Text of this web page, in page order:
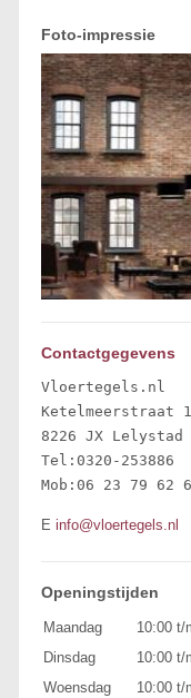
Foto-impressie
Contactgegevens
Vloertegels.nl
Ketelmeerstraat
8226 JX Lelystad
Tel:0320-253886
Mob:06 23 79 62
E info@vloertegels.nl
Openingstijden
Maandag
10:00 t/
Dinsdag
10:00 t/
Woensdag
10:00 t/